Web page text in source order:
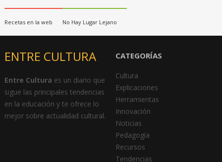
Recetas en la web No Hay Lugar Lejano
ENTRE CULTURA
Entre Cultura es un diario que
sigue las principales tendencias
en la educación y te ofrece lo
mejor sobre actualidad cultural.
CATEGORÍAS
Cultura
Explicaciones
Herramientas
Innovación
Noticias
Pedagogía
Recursos
Tendencias